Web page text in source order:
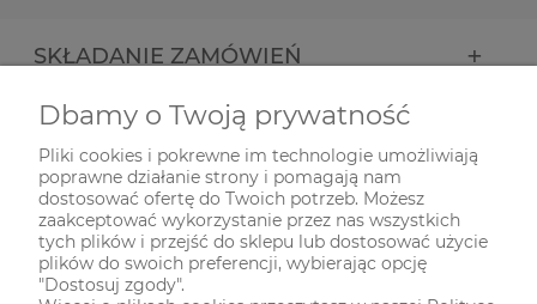
SKŁADANIE ZAMÓWIEŃ
INFORMACJE
ODWIEDŹ NAS NA
Dbamy o Twoją prywatność
Pliki cookies i pokrewne im technologie umożliwiają
poprawne działanie strony i pomagają nam
dostosować ofertę do Twoich potrzeb. Możesz
zaakceptować wykorzystanie przez nas wszystkich
tych plików i przejść do sklepu lub dostosować użycie
plików do swoich preferencji, wybierając opcję
"Dostosuj zgody".